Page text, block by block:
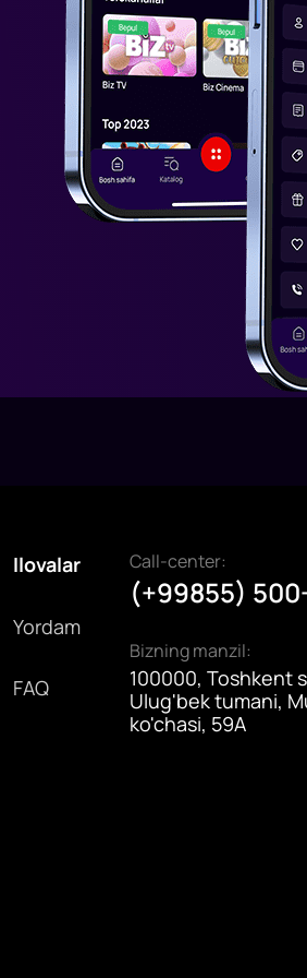
Ilovalar
Yordam
FAQ
Call-center:
(+99855)
Bizning manzil:
100000, Toshkent
Ulug'bek tumani,
ko'chasi, 59A